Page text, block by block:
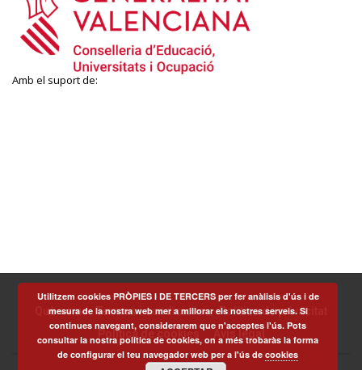
Amb el suport de:
Què som Termes i condicions
Política de privacitat
Política de cookies
Avís legal
Utilitzem cookies PRÒPIES I DE TERCERS per fer anàlisis d'ús i de
mesura de la nostra web mer a millorar els nostres serveis. Si
continues navegant, considerarem que n'acceptes l'ús. Pots
consultar la nostra política de cookies, on a més trobaràs la forma
de configurar el teu navegador web per a l'ús decookies